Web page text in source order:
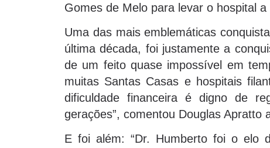
Gomes de Melo para levar o hospital
Uma das mais emblemáticas
última década, foi justamente a
de um feito quase impossível em
muitas Santas Casas e hospitais
dificuldade financeira é digno de
gerações”, comentou Douglas Apratto
E foi além: “Dr. Humberto foi o elo